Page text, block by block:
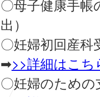
〇母子健康手帳
出）
〇妊婦初回産科
➡>>詳細はこち
〇妊婦のため